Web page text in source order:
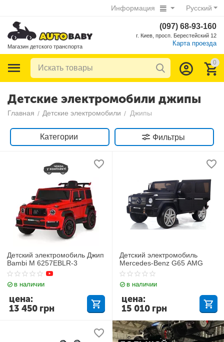
Русский
Информация
Магазин детского транспорта
(097) 68-93-160
г. Киев, просп. Берестейский 12
Карта проезда
0
Детские электромобили джипы
Главная / Детские электромобили / Джипы
Категории Фильтры
Детский электромобиль Джип
Bambi M 6257EBLR-3
в наличии
13 450 грн
цена:
Детский электромобиль
Mercedes-Benz G65 AMG
в наличии
15 010 грн
цена: